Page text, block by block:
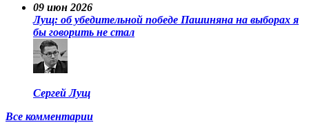
09 июн 2026
Лущ: об убедительной победе Пашиняна на выборах я
бы говорить не стал
Сергей Лущ
Все комментарии